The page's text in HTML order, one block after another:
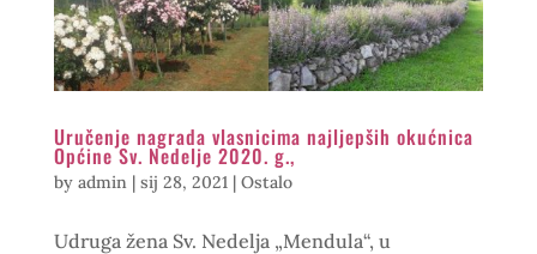
Uručenje nagrada vlasnicima najljepših okućnica
Općine Sv. Nedelje 2020. g.,
by admin| sij 28, 2021| Ostalo
Udruga žena Sv. Nedelja „Mendula“, u